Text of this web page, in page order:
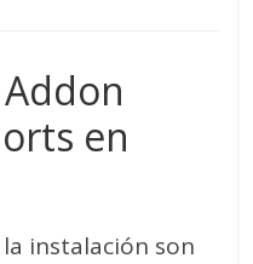
en
instalación son